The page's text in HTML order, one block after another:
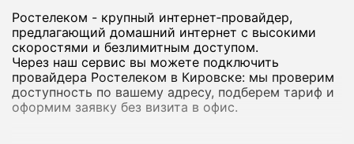
Ростелеком - крупный интернет‑провайдер,
предлагающий домашний интернет с высокими
скоростями и безлимитным доступом.
Через наш сервис вы можете подключить
провайдера Ростелеком в Кировске: мы проверим
доступность по вашему адресу, подберем тариф и
оформим заявку без визита в офис.